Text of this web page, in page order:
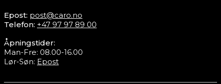
Epost: post@caro.no
Telefon: +47 97 97 89 00
Åpningstider:
Man-Fre: 08.00-16.00
Lør-Søn: Epost